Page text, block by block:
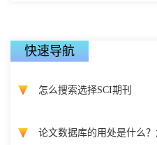
快速导航
怎么搜索选择SCI期刊
论文数据库的用处是什么